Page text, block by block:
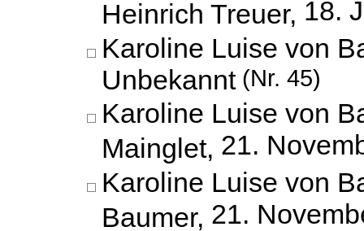
Heinrich Treuer, 18.
Karoline Luise von
Unbekannt (Nr. 45)
Karoline Luise von
Mainglet, 21.
Karoline Luise von
Baumer, 21.